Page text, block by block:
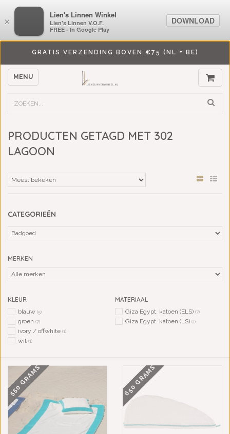
GRATIS VERZENDING BOVEN €75 (NL + BE)
MENU
PRODUCTEN GETAGD MET 302
LAGOON
CATEGORIEËN
MERKEN
KLEUR
blauw (5)
groen (7)
ivory / offwhite (1)
wit (1)
MATERIAAL
Giza Egypt. katoen (ELS) (7)
Giza Egypt. katoen (LS) (1)
550 GRAMS 650 GRAMS
×
LiensLinnenwinkel.nl
Lien's Linnen V.O.F.
FREE - In Google Play
DOWNLOAD
×
Lien's Linnen Winkel
Lien's Linnen V.O.F.
FREE - In Google Play
DOWNLOAD